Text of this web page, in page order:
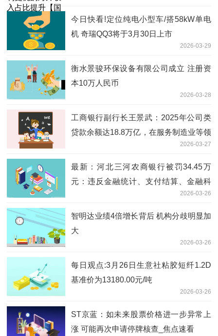
今日快看!定位纯电小型车/搭58kW单电
机 奇瑞QQ3将于3月30日上市
2026-03-29
衡水景骏环保设备有限公司成立 注册资
本10万人民币
2026-03-28
工商银行副行长王景武：2025年公司类
贷款余额达18.8万亿，在服务制造业等领
2026-03-27
最新：河北三河农商银行被罚34.45万
元：违反金融统计、支付结算、金融科
2026-03-26
智明达业绩4倍增长背后 机构分歧明显加
大
2026-03-26
每日观点:3月26日生意社粘胶短纤1.2D
基准价为13180.00元/吨
2026-03-26
ST京蓝：如未来股票价格进一步异常上
涨 可能再次申请停牌核查_焦点速看